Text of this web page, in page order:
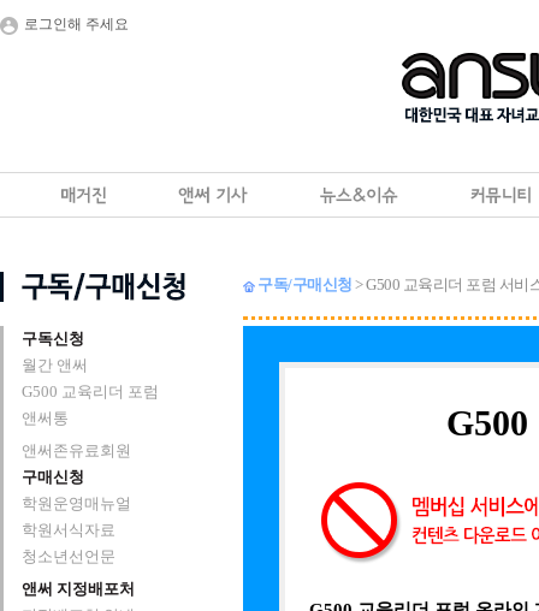
로그인해 주세요
구독신청
월간 앤써
G500 교육리더 포럼
앤써통
앤써존유료회원
구매신청
학원운영매뉴얼
학원서식자료
청소년선언문
앤써 지정배포처
구독/구매신청 > G500 교육리더 포럼 서비